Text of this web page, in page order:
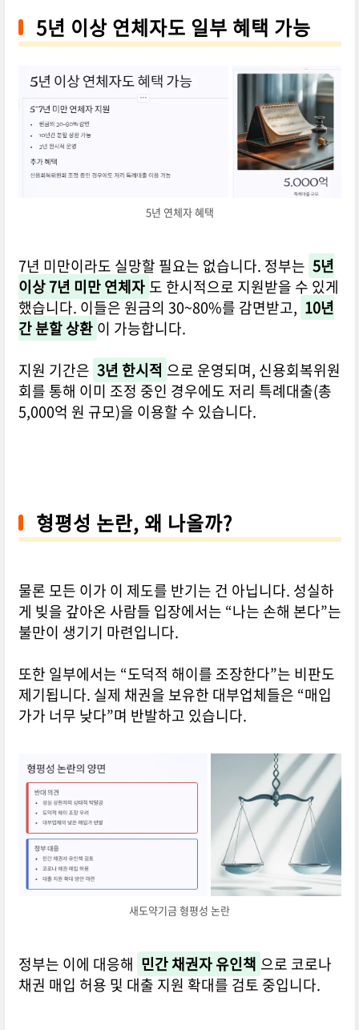
5년 이상 연체자도 일부 혜택 가능
5년 연체자 혜택
7년 미만이라도 실망할 필요는 없습니다. 정부는 5년
이상 7년 미만 연체자 도 한시적으로 지원받을 수 있게
했습니다. 이들은 원금의 30~80%를 감면받고, 10년
간 분할 상환 이 가능합니다.
지원 기간은 3년 한시적 으로 운영되며, 신용회복위원
회를 통해 이미 조정 중인 경우에도 저리 특례대출(총
5,000억 원 규모)을 이용할 수 있습니다.
형평성 논란, 왜 나올까?
물론 모든 이가 이 제도를 반기는 건 아닙니다. 성실하
게 빚을 갚아온 사람들 입장에서는 “나는 손해 본다”는
불만이 생기기 마련입니다.
또한 일부에서는 “도덕적 해이를 조장한다”는 비판도
제기됩니다. 실제 채권을 보유한 대부업체들은 “매입
가가 너무 낮다”며 반발하고 있습니다.
새도약기금 형평성 논란
정부는 이에 대응해 민간 채권자 유인책 으로 코로나
채권 매입 허용 및 대출 지원 확대를 검토 중입니다.